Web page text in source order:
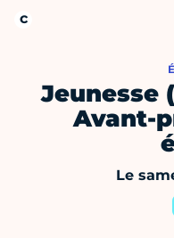
Jeunesse
Avant-
Le